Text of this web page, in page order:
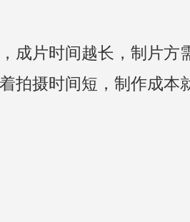
成片时间越长，制片方
拍摄时间短，制作成本